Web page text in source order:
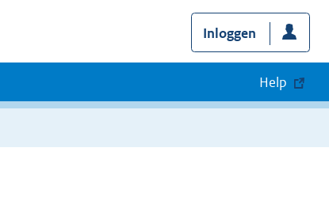
Inloggen
Help